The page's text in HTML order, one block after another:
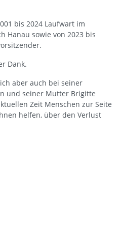
bis 2024 Laufwart im
Hanau sowie von 2023 bis
Dank.
aber auch bei seiner
und seiner Mutter Brigitte
Zeit Menschen zur Seite
helfen, über den Verlust